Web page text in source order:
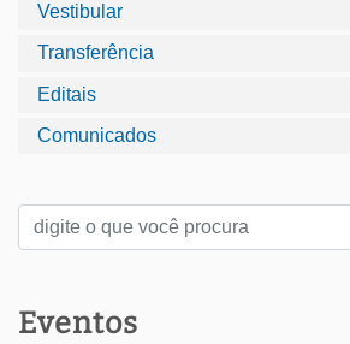
Vestibular
Transferência
Editais
Comunicados
Eventos